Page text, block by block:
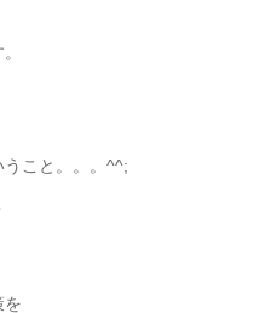
こと。。。^^;
を